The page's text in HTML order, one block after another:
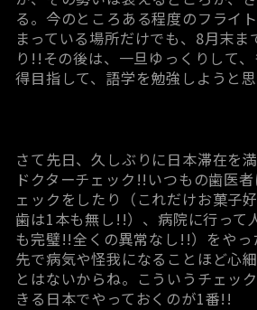
る。今のところある程度のフライ
まっている場所だけでも、8月末ま
り!!その後は、一旦ゆっくりして
得目指して、語学を勉強しようと思
さて先日、久しぶりに日本滞在を
ドクターチェック!!いつもの歯医
ェックをしたり（これだけお菓子
歯は1本も無し!!）、病院に行って
も完璧!!全くの異常なし!!）をやっ
先で病気や怪我になることほど心
とはないからね。こういうチェッ
きる日本でやっておくのが1番!!